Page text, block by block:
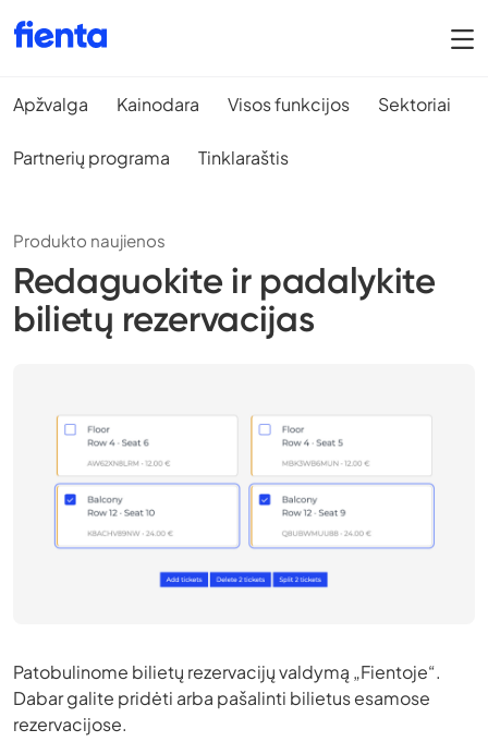
Apžvalga Kainodara Visos funkcijos Sektoriai
Partnerių programa Tinklaraštis
Produkto naujienos
Redaguokite ir padalykite
bilietų rezervacijas
Patobulinome bilietų rezervacijų valdymą „Fientoje“.
Dabar galite pridėti arba pašalinti bilietus esamose
rezervacijose.